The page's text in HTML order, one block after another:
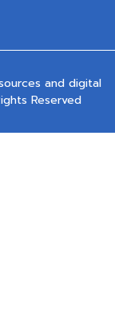
and digital
Reserved